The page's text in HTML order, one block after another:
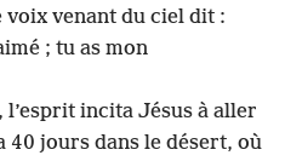
voix venant du ciel dit :
; tu as mon
l’esprit incita Jésus à aller
40 jours dans le désert, où